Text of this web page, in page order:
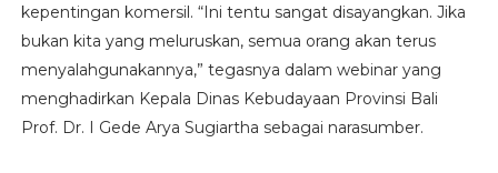
kepentingan komersil. “Ini tentu sangat disayangkan. Jika
bukan kita yang meluruskan, semua orang akan terus
menyalahgunakannya,” tegasnya dalam webinar yang
menghadirkan Kepala Dinas Kebudayaan Provinsi Bali
Prof. Dr. I Gede Arya Sugiartha sebagai narasumber.